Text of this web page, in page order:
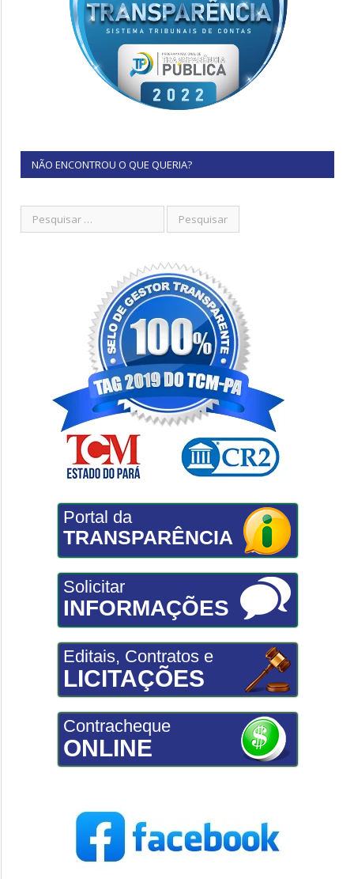
NÃO ENCONTROU O QUE QUERIA?
Portal da
TRANSPARÊNCIA
Solicitar
INFORMAÇÕES
Editais, Contratos e
LICITAÇÕES
Contracheque
ONLINE